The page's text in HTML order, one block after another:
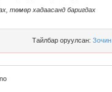
төмөр хадаасанд баригдах
Тайлбар оруулсан: Зочин